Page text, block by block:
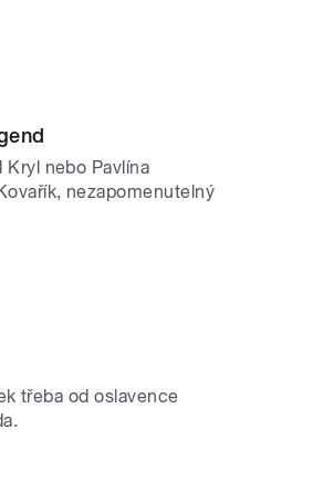
Kryl nebo Pavlína
nezapomenutelný
třeba od oslavence